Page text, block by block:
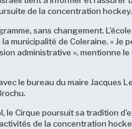
de la concentration hockey.
sans changement.
municipalité de Coleraine. « Je
administrative », mentionne le
le bureau du maire Jacques
Cirque poursuit sa tradition
de la concentration